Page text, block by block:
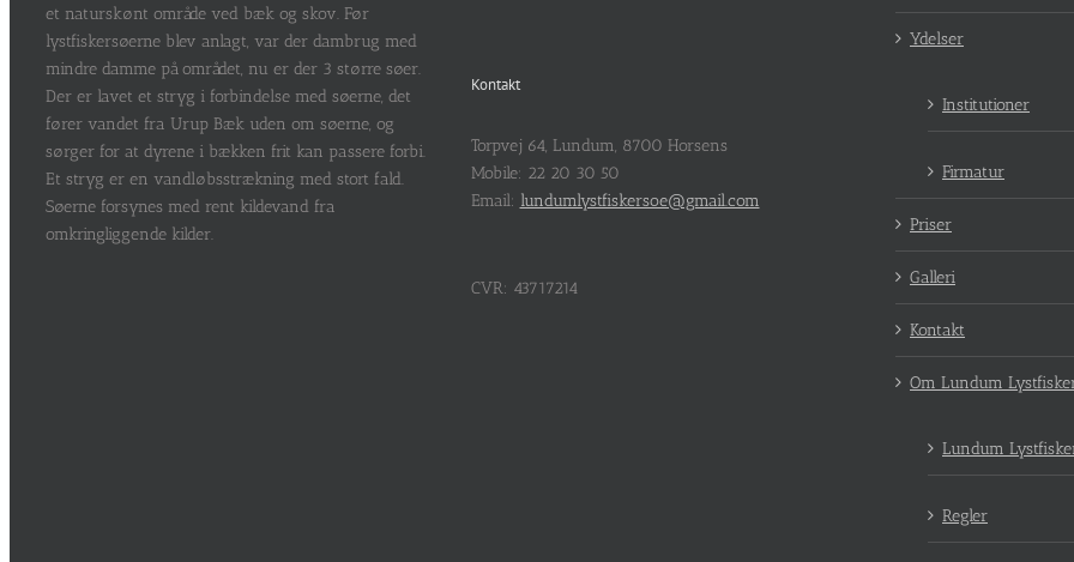
et naturskønt område ved bæk og skov. Før
lystfiskersøerne blev anlagt, var der dambrug med
mindre damme på området, nu er der 3 større søer.
Der er lavet et stryg i forbindelse med søerne, det
fører vandet fra Urup Bæk uden om søerne, og
sørger for at dyrene i bækken frit kan passere forbi.
Et stryg er en vandløbsstrækning med stort fald.
Søerne forsynes med rent kildevand fra
omkringliggende kilder.
Kontakt
Torpvej 64, Lundum, 8700 Horsens
Mobile: 22 20 30 50
Email: lundumlystfiskersoe@gmail.com
CVR: 43717214
Ydelser
Institutioner
Firmatur
Priser
Galleri
Kontakt
Om Lundum
Lundum
Regler